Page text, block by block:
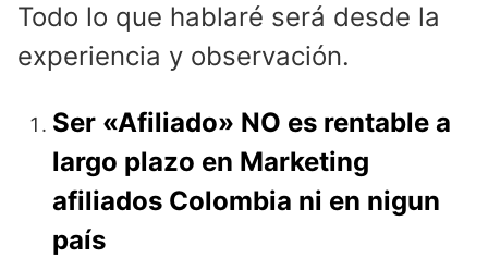
Todo lo que hablaré será desde la
experiencia y observación.
Ser «Afiliado» NO es rentable a
largo plazo en Marketing
afiliados Colombia ni en nigun
país